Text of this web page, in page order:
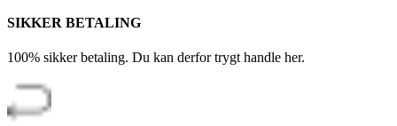
SIKKER BETALING
100% sikker betaling. Du kan derfor trygt handle her.